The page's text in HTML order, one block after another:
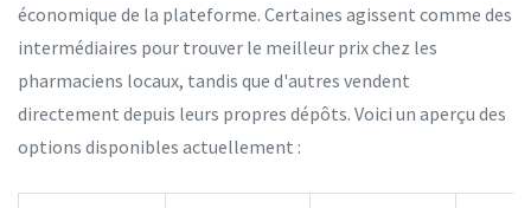
économique de la plateforme. Certaines agissent comme des
intermédiaires pour trouver le meilleur prix chez les
pharmaciens locaux, tandis que d'autres vendent
directement depuis leurs propres dépôts. Voici un aperçu des
options disponibles actuellement :